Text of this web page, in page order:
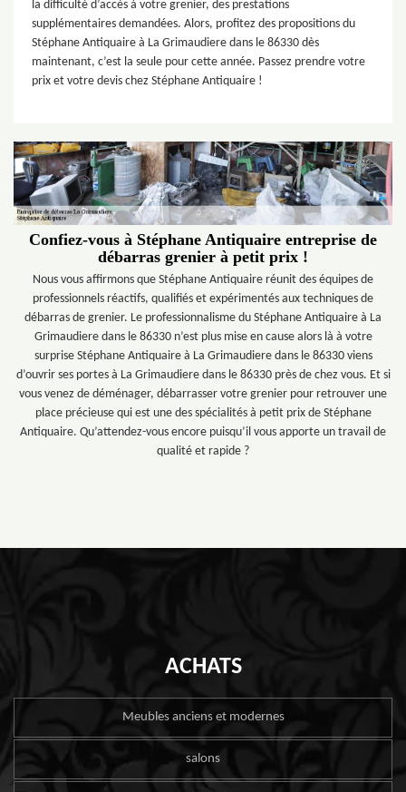
la difficulté d’accès à votre grenier, des prestations
supplémentaires demandées. Alors, profitez des propositions du
Stéphane Antiquaire à La Grimaudiere dans le 86330 dès
maintenant, c’est la seule pour cette année. Passez prendre votre
prix et votre devis chez Stéphane Antiquaire !
Confiez-vous à Stéphane Antiquaire entreprise de
débarras grenier à petit prix !
Nous vous affirmons que Stéphane Antiquaire réunit des équipes de
professionnels réactifs, qualifiés et expérimentés aux techniques de
débarras de grenier. Le professionnalisme du Stéphane Antiquaire à La
Grimaudiere dans le 86330 n’est plus mise en cause alors là à votre
surprise Stéphane Antiquaire à La Grimaudiere dans le 86330 viens
d’ouvrir ses portes à La Grimaudiere dans le 86330 près de chez vous. Et si
vous venez de déménager, débarrasser votre grenier pour retrouver une
place précieuse qui est une des spécialités à petit prix de Stéphane
Antiquaire. Qu’attendez-vous encore puisqu’il vous apporte un travail de
qualité et rapide ?
ACHATS
Meubles anciens et modernes
salons